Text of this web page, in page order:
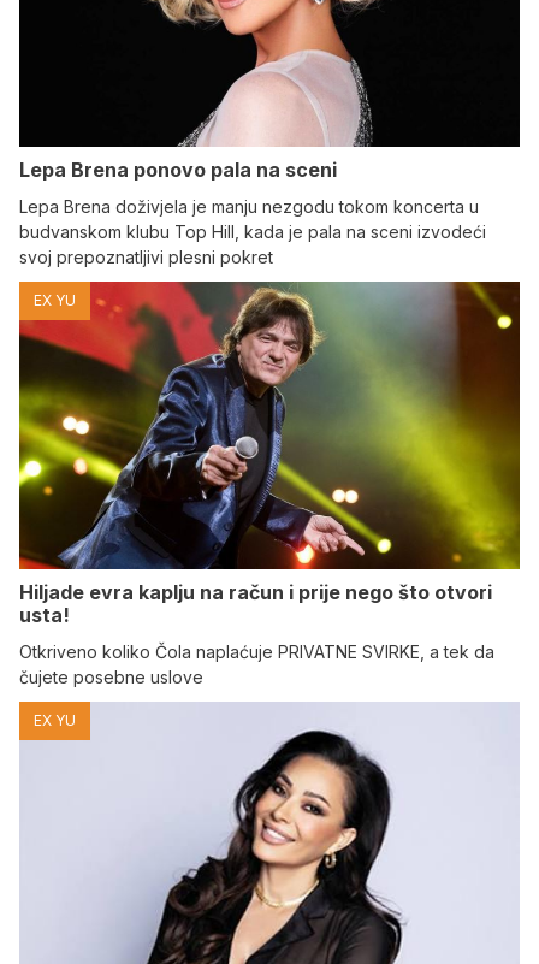
Lepa Brena ponovo pala na sceni
Lepa Brena doživjela je manju nezgodu tokom koncerta u
budvanskom klubu Top Hill, kada je pala na sceni izvodeći
svoj prepoznatljivi plesni pokret
EX YU
Hiljade evra kaplju na račun i prije nego što otvori
usta!
Otkriveno koliko Čola naplaćuje PRIVATNE SVIRKE, a tek da
čujete posebne uslove
EX YU